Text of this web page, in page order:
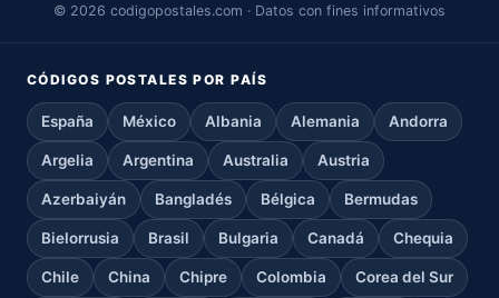
© 2026 codigopostales.com · Datos con fines informativos
CÓDIGOS POSTALES POR PAÍS
España México Albania Alemania Andorra
Argelia Argentina Australia Austria
Azerbaiyán Bangladés Bélgica Bermudas
Bielorrusia Brasil Bulgaria Canadá Chequia
Chile China Chipre Colombia Corea del Sur